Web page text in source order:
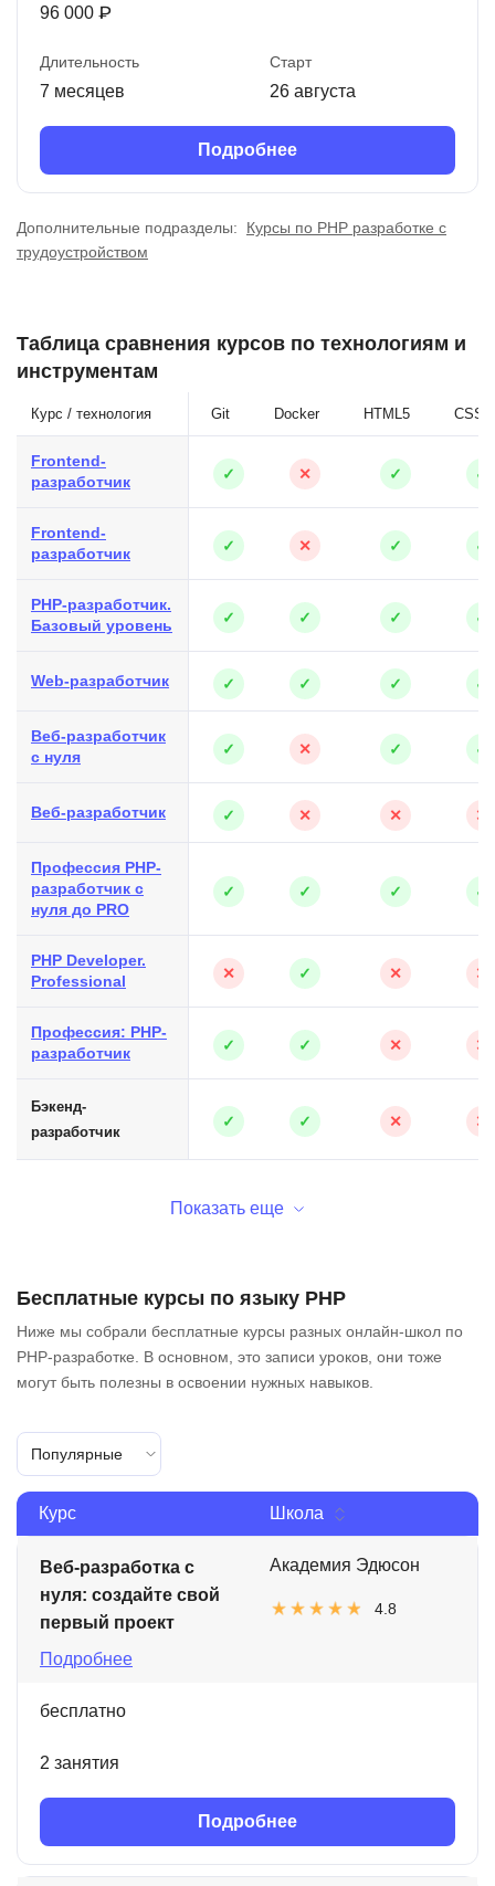
96 000 ₽
Длительность
7 месяцев
Старт
26 августа
Подробнее
Дополнительные подразделы:
Курсы по PHP разработке с
трудоустройством
Таблица сравнения курсов по технологиям и
инструментам
Курс / технология Git Docker HTML5 CSS3
Frontend-
разработчик
✓ ✕ ✓ ✓
Frontend-
разработчик
✓ ✕ ✓ ✓
PHP-разработчик.
Базовый уровень
✓ ✓ ✓ ✓
Web-разработчик ✓ ✓ ✓ ✓
Веб-разработчик
с нуля
✓ ✕ ✓ ✓
Веб-разработчик ✓ ✕ ✕ ✕
Профессия PHP-
разработчик с
нуля до PRO
✓ ✓ ✓ ✓
PHP Developer.
Professional
✕ ✓ ✕ ✕
Профессия: PHP-
разработчик
✓ ✓ ✕ ✕
Бэкенд-
разработчик
✓ ✓ ✕ ✕
Показать еще
Бесплатные курсы по языку PHP
Ниже мы собрали бесплатные курсы разных онлайн-школ по
PHP-разработке. В основном, это записи уроков, они тоже
могут быть полезны в освоении нужных навыков.
Популярные
Курс Школа
Веб-разработка с
нуля: создайте свой
первый проект
Подробнее
Академия Эдюсон
4.8
бесплатно
2 занятия
Подробнее